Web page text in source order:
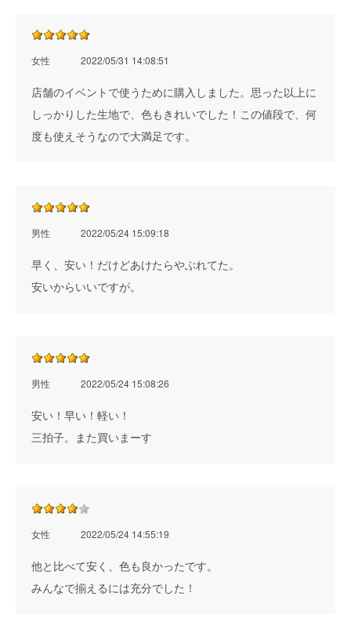
女性 2022/05/31 14:08:51
店舗のイベントで使うために購入しました。思った以上に
しっかりした生地で、色もきれいでした！この値段で、何
度も使えそうなので大満足です。
男性 2022/05/24 15:09:18
早く、安い！だけどあけたらやぶれてた。
安いからいいですが。
男性 2022/05/24 15:08:26
安い！早い！軽い！
三拍子。また買いまーす
女性 2022/05/24 14:55:19
他と比べて安く、色も良かったです。
みんなで揃えるには充分でした！